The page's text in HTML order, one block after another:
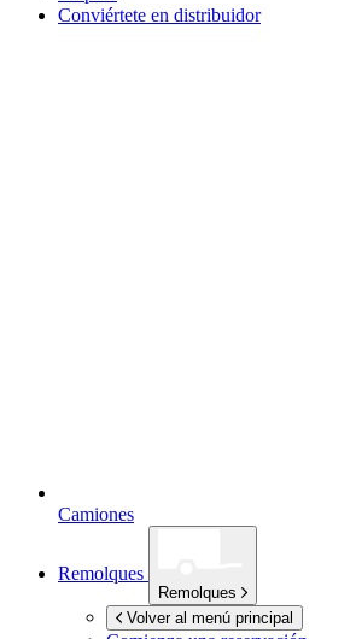
Conviértete en distribuidor
Camiones
Remolques
Remolques
Volver al menú principal